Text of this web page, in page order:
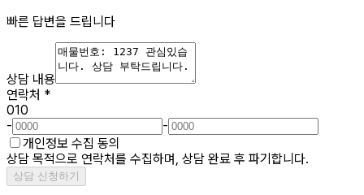
빠른 답변을 드립니다
상담 내용
연락처 *
010
-
-
개인정보 수집 동의
상담 목적으로 연락처를 수집하며, 상담 완료 후 파기합니다.
상담 신청하기